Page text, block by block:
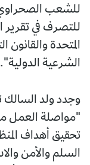
للشعب
للتصرف في تقرير
المتحدة والقانون
الشرعية الدولية".
وجدد ولد السالك
"مواصلة العمل
تحقيق أهداف
السلم والأمن